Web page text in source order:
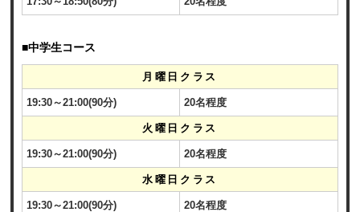
■中学生コース
月曜日クラス
19:30～21:00(90分) 20名程度
火曜日クラス
19:30～21:00(90分) 20名程度
水曜日クラス
19:30～21:00(90分) 20名程度